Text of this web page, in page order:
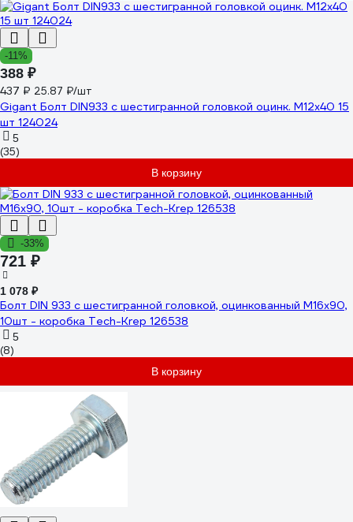
-11%
388 ₽
437 ₽ 25.87 ₽/шт
Gigant Болт DIN933 с шестигранной головкой оцинк. М12x40 15
шт 124024
5
(35)
В корзину
-33%
721 ₽
1 078 ₽
Болт DIN 933 с шестигранной головкой, оцинкованный М16х90,
10шт - коробка Tech-Krep 126538
5
(8)
В корзину